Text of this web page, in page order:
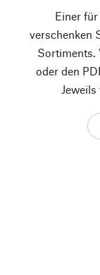
Einer
verschenken
Sortiments.
oder den